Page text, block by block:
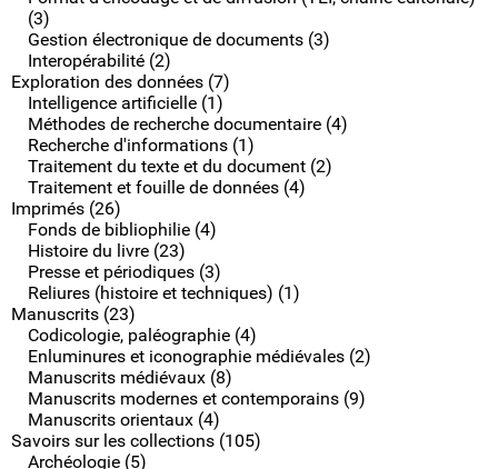
(3)
Gestion électronique de documents (3)
Interopérabilité (2)
Exploration des données (7)
Intelligence artificielle (1)
Méthodes de recherche documentaire (4)
Recherche d'informations (1)
Traitement du texte et du document (2)
Traitement et fouille de données (4)
Imprimés (26)
Fonds de bibliophilie (4)
Histoire du livre (23)
Presse et périodiques (3)
Reliures (histoire et techniques) (1)
Manuscrits (23)
Codicologie, paléographie (4)
Enluminures et iconographie médiévales (2)
Manuscrits médiévaux (8)
Manuscrits modernes et contemporains (9)
Manuscrits orientaux (4)
Savoirs sur les collections (105)
Archéologie (5)